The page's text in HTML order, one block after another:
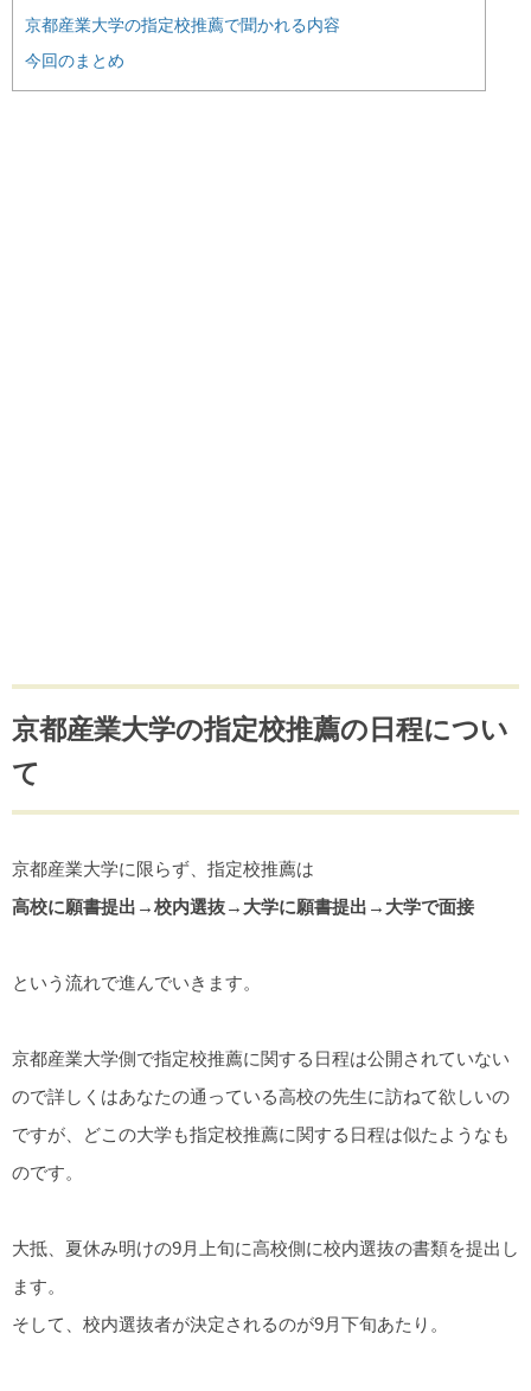
京都産業大学の指定校推薦で聞かれる内容
今回のまとめ
京都産業大学の指定校推薦の日程につい
て
京都産業大学に限らず、指定校推薦は
高校に願書提出→校内選抜→大学に願書提出→大学で面接
という流れで進んでいきます。
京都産業大学側で指定校推薦に関する日程は公開されていない
ので詳しくはあなたの通っている高校の先生に訪ねて欲しいの
ですが、どこの大学も指定校推薦に関する日程は似たようなも
のです。
大抵、夏休み明けの9月上旬に高校側に校内選抜の書類を提出し
ます。
そして、校内選抜者が決定されるのが9月下旬あたり。